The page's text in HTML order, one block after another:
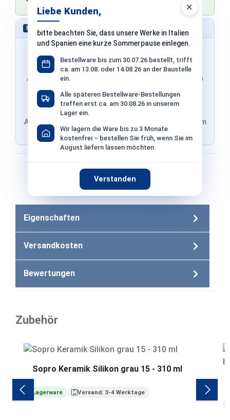
×
Liebe Kunden,
bitte beachten Sie, dass unsere Werke in Italien
und Spanien eine kurze Sommerpause einlegen.
Bestellware bis zum 30.07.26 bestellt, trifft
ca. am 13.08. oder 14.08.26 an der Baustelle
ein.
Alle späteren Bestellware-Bestellungen
treffen erst ca. am 30.08.26 in unserem
Lager ein.
Wir lagern die Ware bis zu 3 Monate
kostenfrei – bestellen Sie früh, wenn Sie im
August liefern lassen möchten.
Verstanden
EXPRESS Schnell bestellen – ohne Konto
Adresse & Versand werden von PayPal übernommen
Adresse von Klarna, Versand wird im finalen Schritt im
Shop ausgewählt
bei Zahlung per Überweisung vor dem Versand
Bezahlen mit
Bei Bezahlung per Vorkasse −2% Skonto
Eigenschaften
Versandkosten
Bewertungen
Zubehör
Sopro Keramik Silikon grau 15 - 310 ml
Lagerware Versand: 3-4 Werktage